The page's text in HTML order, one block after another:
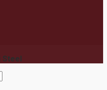
Steel